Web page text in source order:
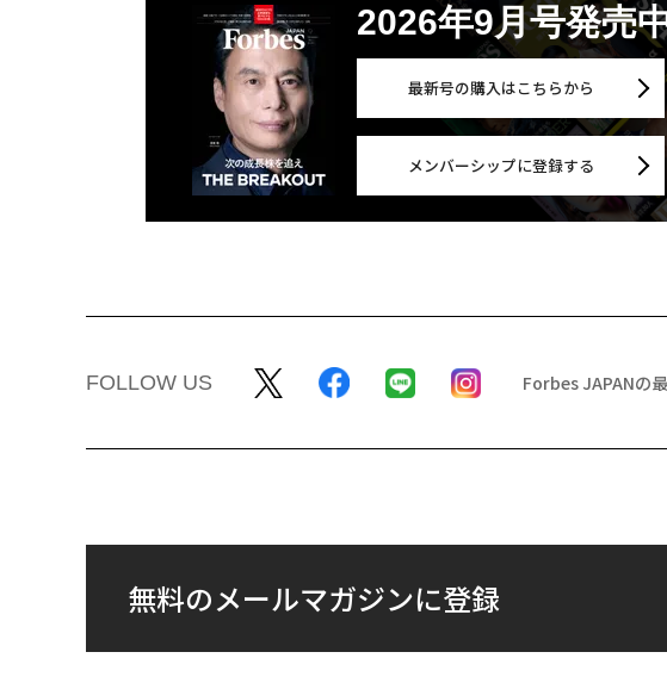
2026年9月号発売
最新号の購入はこちらから
メンバーシップに登録する
FOLLOW US Forbes JAPANの
無料のメールマガジンに登録